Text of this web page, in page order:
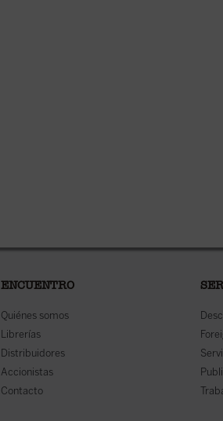
ENCUENTRO
Quiénes somos
Librerías
Distribuidores
Accionistas
Contacto